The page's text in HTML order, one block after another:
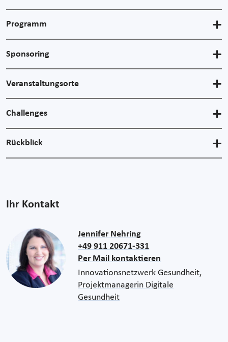
Programm
Sponsoring
Veranstaltungsorte
Challenges
Rückblick
Ihr Kontakt
Jennifer Nehring
+49 911 20671-331
Per Mail kontaktieren
Innovationsnetzwerk Gesundheit,
Projektmanagerin Digitale
Gesundheit